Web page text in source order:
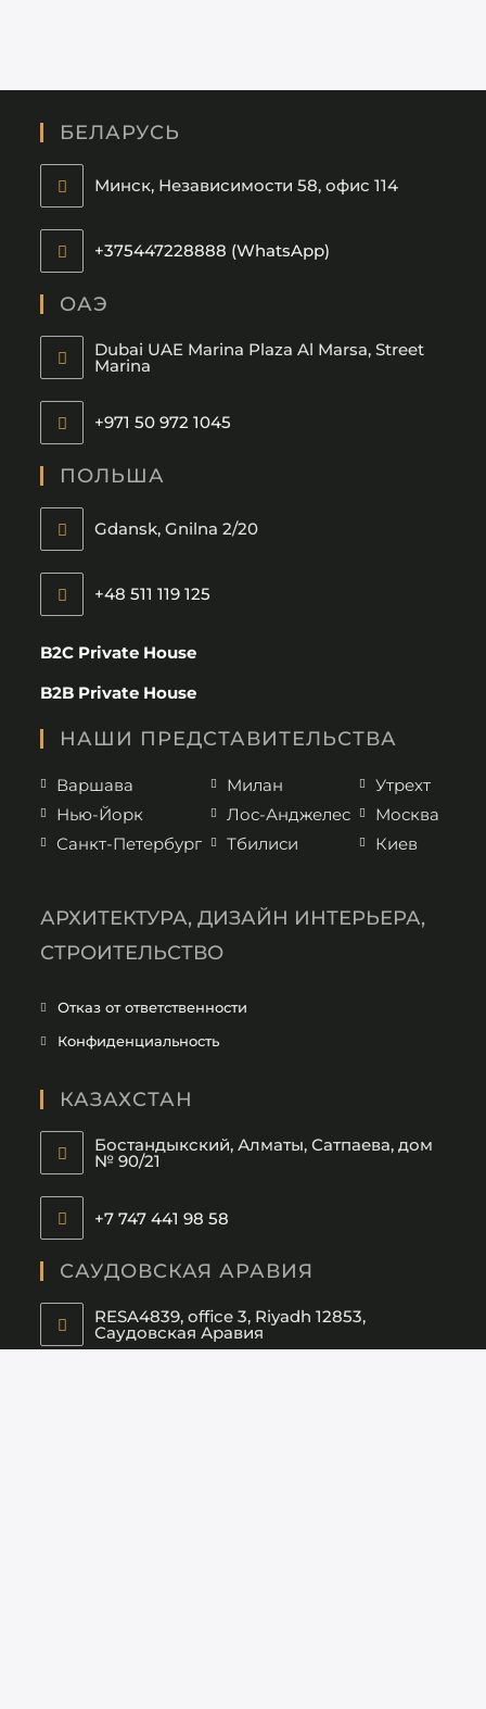
БЕЛАРУСЬ
Минск, Независимости 58, офис 114
+375447228888 (WhatsApp)
ОАЭ
Dubai UAE Marina Plaza Al Marsa, Street
Marina
+971 50 972 1045
ПОЛЬША
Gdansk, Gnilna 2/20
+48 511 119 125
B2C Private House
B2B Private House
НАШИ ПРЕДСТАВИТЕЛЬСТВА
Варшава Милан
Утрехт
Нью-Йорк
Лос-Анджелес
Москва
Санкт-Петербург
Тбилиси Киев
АРХИТЕКТУРА, ДИЗАЙН ИНТЕРЬЕРА,
СТРОИТЕЛЬСТВО
Отказ от ответственности
Конфиденциальность
КАЗАХСТАН
Бостандыкский, Алматы, Сатпаева, дом
№ 90/21
+7 747 441 98 58
САУДОВСКАЯ АРАВИЯ
RESA4839, office 3, Riyadh 12853,
Саудовская Аравия